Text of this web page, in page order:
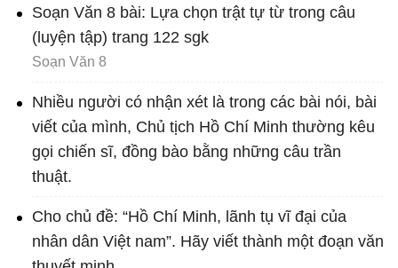
Soạn Văn 8 bài: Lựa chọn trật tự từ trong câu
(luyện tập) trang 122 sgk
Soạn Văn 8
Nhiều người có nhận xét là trong các bài nói, bài
viết của mình, Chủ tịch Hồ Chí Minh thường kêu
gọi chiến sĩ, đồng bào bằng những câu trần
thuật.
Cho chủ đề: “Hồ Chí Minh, lãnh tụ vĩ đại của
nhân dân Việt nam”. Hãy viết thành một đoạn văn